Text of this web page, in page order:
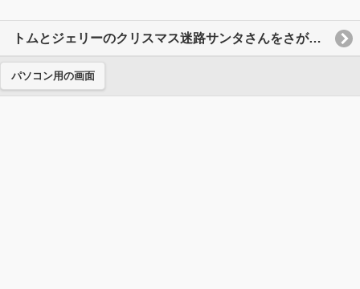
トムとジェリーのクリスマス迷路サンタさんをさがしに
パソコン用の画面